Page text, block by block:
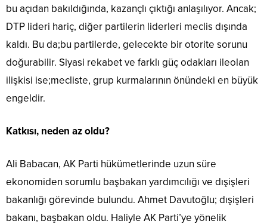
bu açıdan bakıldığında, kazançlı çıktığı anlaşılıyor. Ancak;
DTP lideri hariç, diğer partilerin liderleri meclis dışında
kaldı. Bu da;bu partilerde, gelecekte bir otorite sorunu
doğurabilir. Siyasi rekabet ve farklı güç odakları ileolan
ilişkisi ise;mecliste, grup kurmalarının önündeki en büyük
engeldir.
Katkısı, neden az oldu?
Ali Babacan, AK Parti hükümetlerinde uzun süre
ekonomiden sorumlu başbakan yardımcılığı ve dışişleri
bakanlığı görevinde bulundu. Ahmet Davutoğlu; dışişleri
bakanı, başbakan oldu. Haliyle AK Parti’ye yönelik